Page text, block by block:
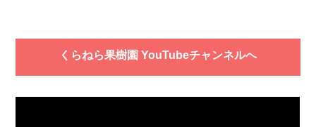
くらねら果樹園 YouTubeチャンネルへ